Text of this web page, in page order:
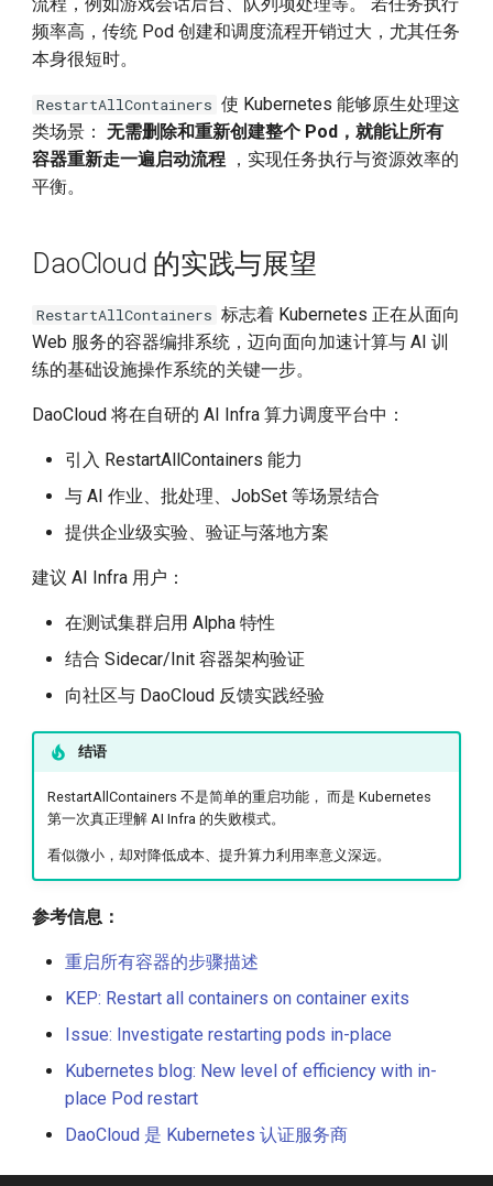
频率高，传统 Pod 创建和调度流程开销过大，尤其任务
本身很短时。
RestartAllContainers 使 Kubernetes 能够原生处理这
类场景：无需删除和重新创建整个 Pod，就能让所有
容器重新走一遍启动流程 ，实现任务执行与资源效率的
平衡。
DaoCloud 的实践与展望
RestartAllContainers 标志着 Kubernetes 正在从面向
Web 服务的容器编排系统，迈向面向加速计算与 AI 训
练的基础设施操作系统的关键一步。
DaoCloud 将在自研的 AI Infra 算力调度平台中：
引入 RestartAllContainers 能力
与 AI 作业、批处理、JobSet 等场景结合
提供企业级实验、验证与落地方案
建议 AI Infra 用户：
在测试集群启用 Alpha 特性
结合 Sidecar/Init 容器架构验证
向社区与 DaoCloud 反馈实践经验
结语
RestartAllContainers 不是简单的重启功能， 而是 Kubernetes
第一次真正理解 AI Infra 的失败模式。
看似微小，却对降低成本、提升算力利用率意义深远。
参考信息：
重启所有容器的步骤描述
KEP: Restart all containers on container exits
Issue: Investigate restarting pods in-place
Kubernetes blog: New level of efficiency with in-
place Pod restart
DaoCloud 是 Kubernetes 认证服务商